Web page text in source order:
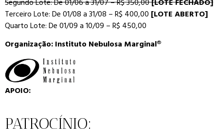
Segundo Lote: De 01/06 a 31/07 – R$ 350,00[LOTE FECHADO]
Terceiro Lote: De 01/08 a 31/08 – R$ 400,00 [LOTE ABERTO]
Quarto Lote: De 01/09 a 10/09 – R$ 450,00
Organização: Instituto Nebulosa Marginal®
APOIO:
PATROCÍNIO: